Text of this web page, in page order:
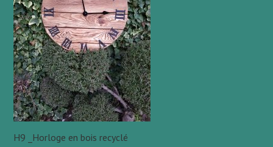
H9 _Horloge en bois recyclé